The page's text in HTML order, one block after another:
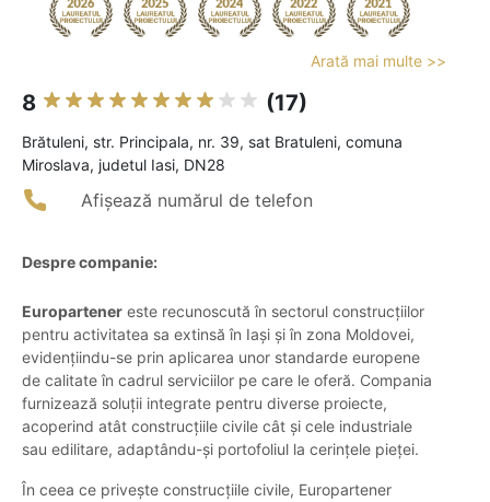
Arată mai multe >>
8 (17)
Brătuleni, str. Principala, nr. 39, sat Bratuleni, comuna
Miroslava, judetul Iasi, DN28
Afișează numărul de telefon
Despre companie:
Europartener este recunoscută în sectorul construcțiilor
pentru activitatea sa extinsă în Iași și în zona Moldovei,
evidențiindu-se prin aplicarea unor standarde europene
de calitate în cadrul serviciilor pe care le oferă. Compania
furnizează soluții integrate pentru diverse proiecte,
acoperind atât construcțiile civile cât și cele industriale
sau edilitare, adaptându-și portofoliul la cerințele pieței.
În ceea ce privește construcțiile civile, Europartener